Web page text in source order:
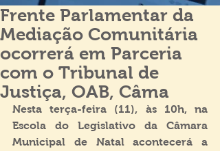
Frente Parlamentar da
Mediação Comunitária
ocorrerá em Parceria
com o Tribunal de
Justiça, OAB, Câma
Nesta terça-feira (11), às 10h, na
Escola do Legislativo da Câmara
Municipal de Natal acontecerá a